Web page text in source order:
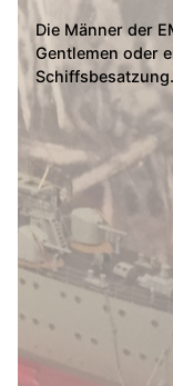
Die Männer der
Gentlemen oder